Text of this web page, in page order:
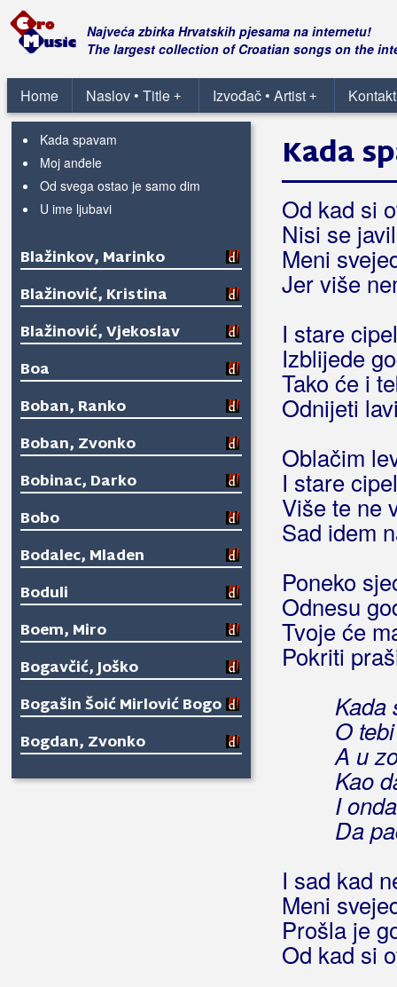
Najveća zbirka Hrvatskih pjesama na internetu!
The largest collection of Croatian songs on the
Home +
Naslov • Title +
Izvođač • Artist
Blagdan, Maja
Blanša
Blaž
Himna NK Laduč
Kada spavam
Moj anđele
Od svega ostao je samo dim
U ime ljubavi
Blažinkov, Marinko
Blažinović, Kristina
Blažinović, Vjekoslav
Boa
Boban, Ranko
Boban, Zvonko
Bobinac, Darko
Bobo
Bodalec, Mladen
Boduli
Boem, Miro
Bogavčić, Joško
Bogašin Šoić Mirlović Bogo
Bogdan, Zvonko
Bohem
Kada
Od kad si
Nisi se
Meni
Jer više
I stare
Izblijede
Tako će i
Odnijeti
Oblačim
I stare
Više te ne
Sad idem
Poneko
Odnesu
Tvoje će
Pokriti
Kada
O
A u
Kao
I
Da
I sad kad
Meni
Prošla je
Od kad si